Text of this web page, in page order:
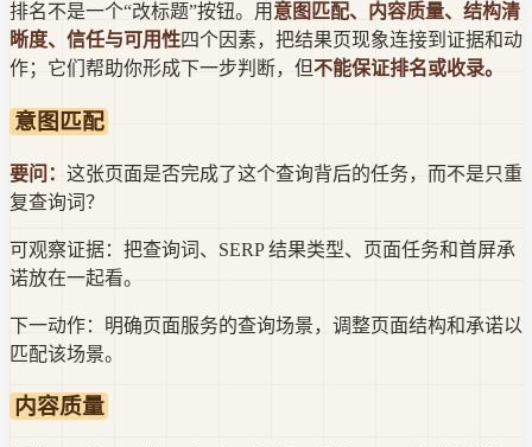
排名不是一个“改标题”按钮。用 意图匹配、内容质量、结构清
晰度、信任与可用性四个因素，把结果页现象连接到证据和动
作；它们帮助你形成下一步判断，但不能保证排名或收录。
意图匹配
要问： 这张页面是否完成了这个查询背后的任务，而不是只重
复查询词？
可观察证据： 把查询词、SERP 结果类型、页面任务和首屏承
诺放在一起看。
下一动作： 明确页面服务的查询场景，调整页面结构和承诺以
匹配该场景。
内容质量